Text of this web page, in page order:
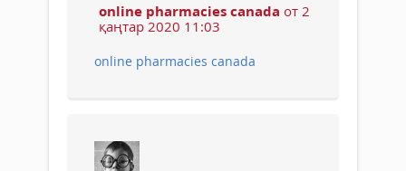
online pharmacies canada от 2
қаңтар 2020 11:03
online pharmacies canada